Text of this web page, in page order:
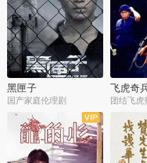
黑匣子
国产家庭伦理剧
飞虎奇
团结飞虎